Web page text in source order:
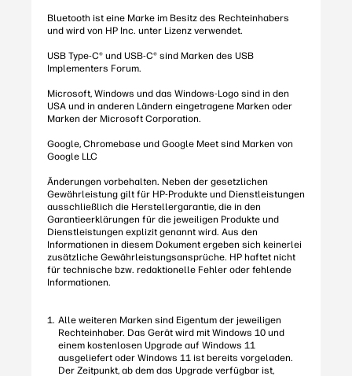
Bluetooth ist eine Marke im Besitz des Rechteinhabers
und wird von HP Inc. unter Lizenz verwendet.
USB Type-C® und USB-C® sind Marken des USB
Implementers Forum.
Microsoft, Windows und das Windows-Logo sind in den
USA und in anderen Ländern eingetragene Marken oder
Marken der Microsoft Corporation.
Google, Chromebase und Google Meet sind Marken von
Google LLC
Änderungen vorbehalten. Neben der gesetzlichen
Gewährleistung gilt für HP-Produkte und Dienstleistungen
ausschließlich die Herstellergarantie, die in den
Garantieerklärungen für die jeweiligen Produkte und
Dienstleistungen explizit genannt wird. Aus den
Informationen in diesem Dokument ergeben sich keinerlei
zusätzliche Gewährleistungsansprüche. HP haftet nicht
für technische bzw. redaktionelle Fehler oder fehlende
Informationen.
Alle weiteren Marken sind Eigentum der jeweiligen
Rechteinhaber. Das Gerät wird mit Windows 10 und
einem kostenlosen Upgrade auf Windows 11
ausgeliefert oder Windows 11 ist bereits vorgeladen.
Der Zeitpunkt, ab dem das Upgrade verfügbar ist,